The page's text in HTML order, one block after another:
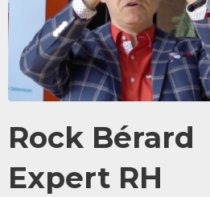
Rock Bérard
Expert RH